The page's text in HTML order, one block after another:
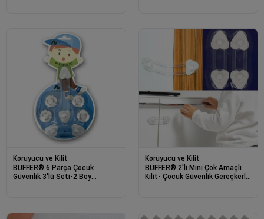
Koruyucu ve Kilit
BUFFER® 6 Parça Çocuk
Güvenlik 3'lü Seti-2 Boy
Koruyucu ve Kilit
BUFFER® 2'li Mini Çok Amaçlı
Kilit- Çocuk Güvenlik Gereçkerli